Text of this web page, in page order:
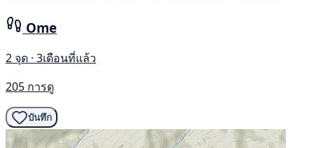
Ome
2 จุด · 3เดือนที่แล้ว
205 การดู
บันทึก